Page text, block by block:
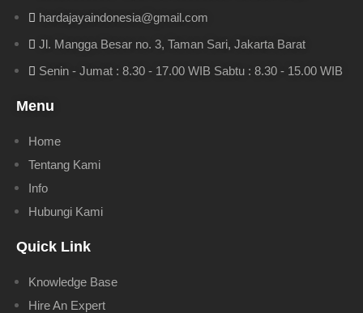
hardajayaindonesia@gmail.com
Jl. Mangga Besar no. 3, Taman Sari, Jakarta Barat
Senin - Jumat : 8.30 - 17.00 WIB Sabtu : 8.30 - 15.00 WIB
Menu
Home
Tentang Kami
Info
Hubungi Kami
Quick Link
Knowledge Base
Hire An Expert